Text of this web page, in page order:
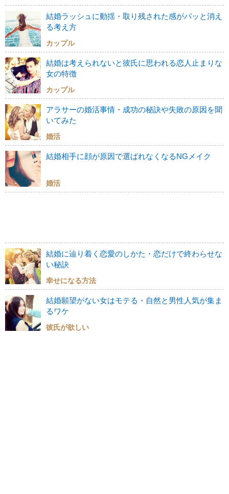
結婚ラッシュに動揺・取り残された感がパッと消え
る考え方
カップル
結婚は考えられないと彼氏に思われる恋人止まりな
女の特徴
カップル
アラサーの婚活事情・成功の秘訣や失敗の原因を聞
いてみた
婚活
結婚相手に顔が原因で選ばれなくなるNGメイク
婚活
結婚に辿り着く恋愛のしかた・恋だけで終わらせな
い秘訣
幸せになる方法
結婚願望がない女はモテる・自然と男性人気が集ま
るワケ
彼氏が欲しい